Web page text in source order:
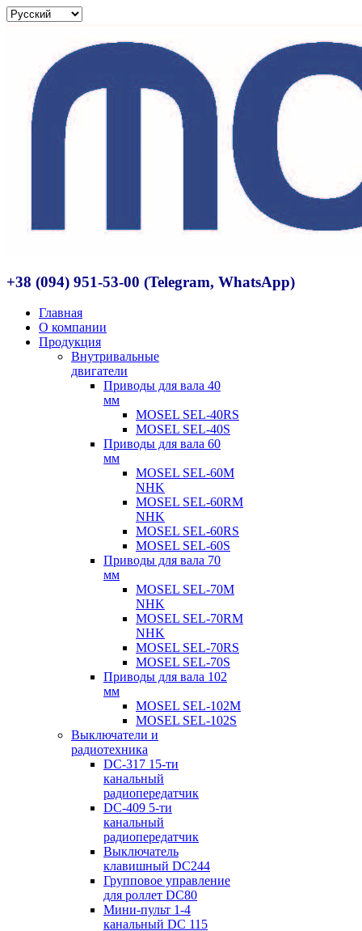
+38 (094) 951-53-00 (Telegram, WhatsApp)
Главная
О компании
Продукция
Внутривальные
двигатели
Приводы для вала 40
мм
MOSEL SEL-40RS
MOSEL SEL-40S
Приводы для вала 60
мм
MOSEL SEL-60M
NHK
MOSEL SEL-60RM
NHK
MOSEL SEL-60RS
MOSEL SEL-60S
Приводы для вала 70
мм
MOSEL SEL-70M
NHK
MOSEL SEL-70RM
NHK
MOSEL SEL-70RS
MOSEL SEL-70S
Приводы для вала 102
мм
MOSEL SEL-102M
MOSEL SEL-102S
Выключатели и
радиотехника
DC-317 15-ти
канальный
радиопередатчик
DC-409 5-ти
канальный
радиопередатчик
Выключатель
клавишный DC244
Групповое управление
для роллет DC80
Мини-пульт 1-4
канальный DС 115